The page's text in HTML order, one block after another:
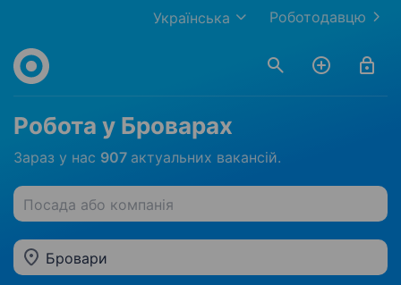
Роботодавцю
Українська
Робота у Броварах
Зараз у нас 907 актуальних вакансій.
Посада або компанія
Бровари